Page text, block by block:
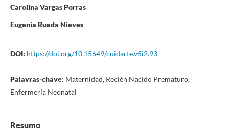
Carolina Vargas Porras
Eugenia Rueda Nieves
DOI: https://doi.org/10.15649/cuidarte.v5i2.93
Palavras-chave: Maternidad, Recién Nacido Prematuro,
Enfermería Neonatal
Resumo